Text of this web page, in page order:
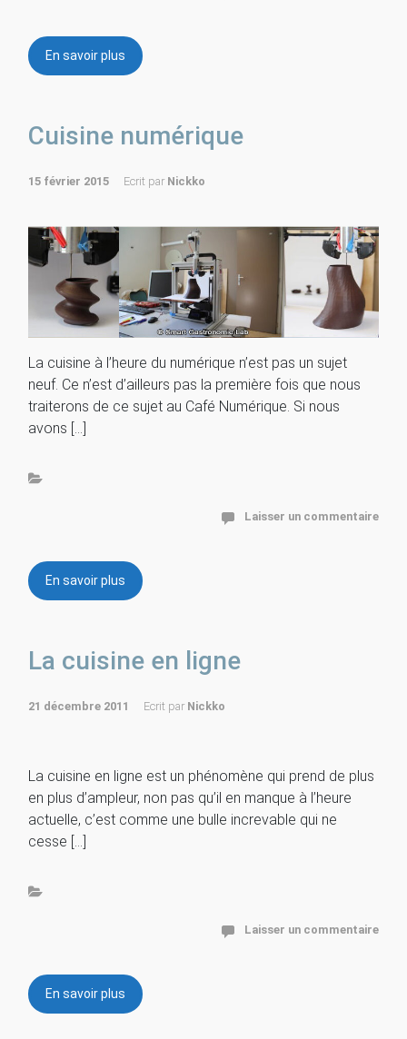
En savoir plus
Cuisine numérique
15 février 2015 Ecrit par Nickko
La cuisine à l’heure du numérique n’est pas un sujet
neuf. Ce n’est d’ailleurs pas la première fois que nous
traiterons de ce sujet au Café Numérique. Si nous
avons […]
Laisser un commentaire
En savoir plus
La cuisine en ligne
21 décembre 2011 Ecrit par Nickko
La cuisine en ligne est un phénomène qui prend de plus
en plus d’ampleur, non pas qu’il en manque à l’heure
actuelle, c’est comme une bulle increvable qui ne
cesse […]
Laisser un commentaire
En savoir plus